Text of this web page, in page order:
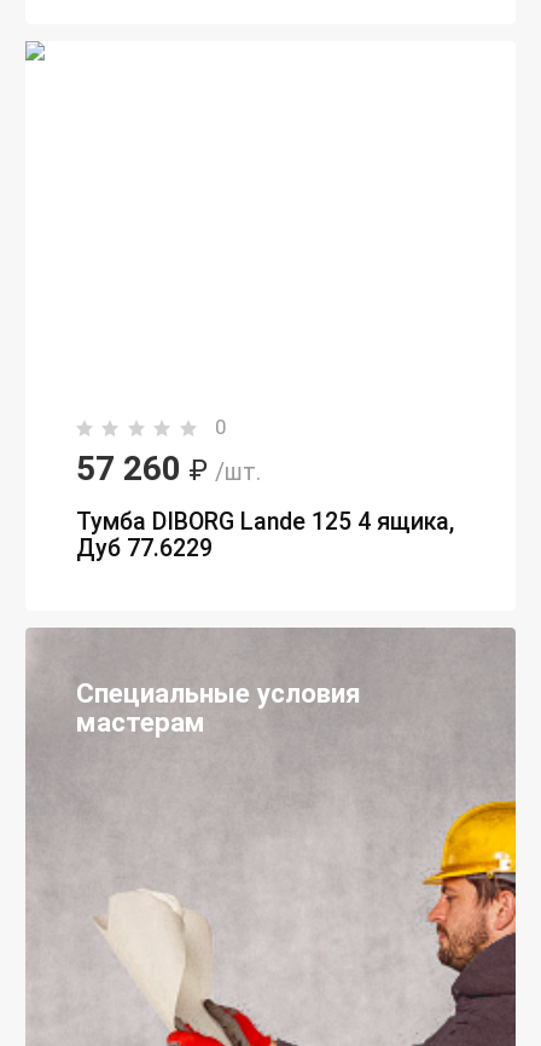
0
57 260 ₽ /шт.
Тумба DIBORG Lande 125 4 ящика,
Дуб 77.6229
Специальные условия
мастерам